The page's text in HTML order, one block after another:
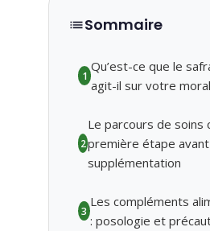
Sommaire
1
Qu’est-ce que le
agit-il sur votre
2
Le parcours de soins
première étape
supplémentation
3
Les compléments
: posologie et